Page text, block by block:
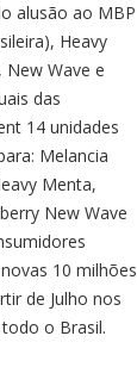
alusão ao MBP
Heavy
New Wave e
das
14 unidades
Melancia
Menta,
New Wave
10 milhões
de Julho nos
o Brasil.